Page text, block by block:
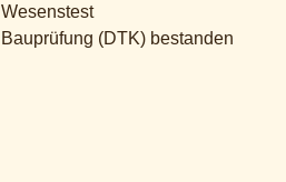
Wesenstest
Bauprüfung (DTK) bestanden